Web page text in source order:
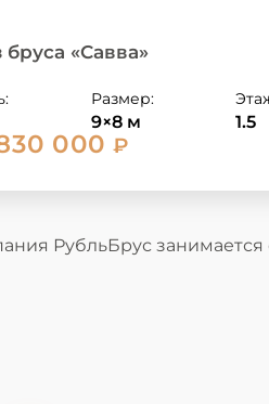
«Савва»
Размер:
9×8 м 1.5
000 ₽
РубльБрус